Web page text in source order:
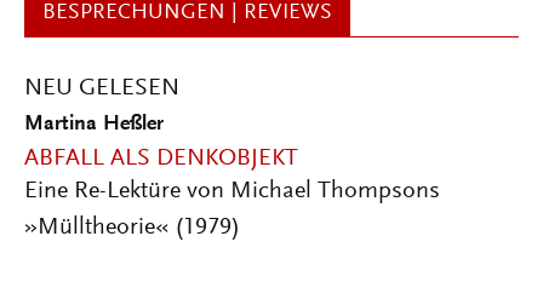
BESPRECHUNGEN | REVIEWS
NEU GELESEN
Martina Heßler
ABFALL ALS DENKOBJEKT
Eine Re-Lektüre von Michael Thompsons
»Mülltheorie« (1979)